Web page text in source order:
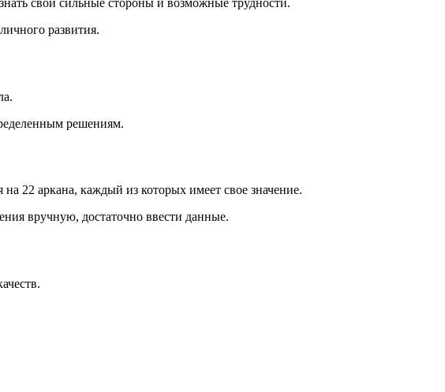
развития.
решениям.
22 аркана, каждый из которых имеет свое значение.
вручную, достаточно ввести данные.